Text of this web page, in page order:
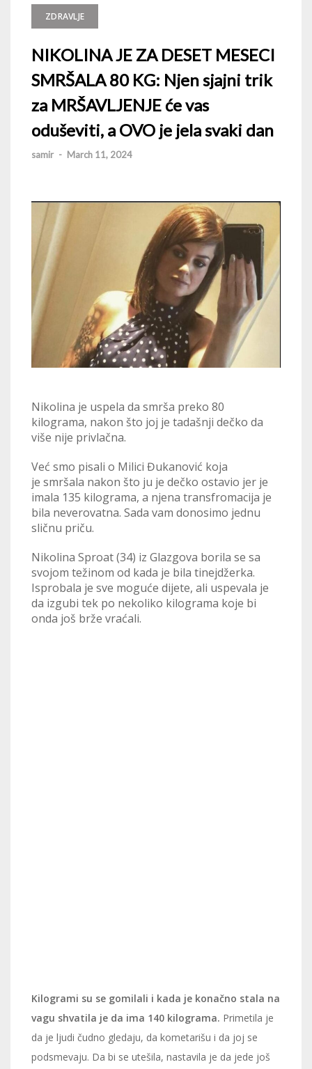
ZDRAVLJE
NIKOLINA JE ZA DESET MESECI
SMRŠALA 80 KG: Njen sjajni trik
za MRŠAVLJENJE će vas
oduševiti, a OVO je jela svaki dan
samir - March 11, 2024
Nikolina je uspela da smrša preko 80
kilograma, nakon što joj je tadašnji dečko da
više nije privlačna.
Već smo pisali o Milici Đukanović koja
je smršala nakon što ju je dečko ostavio jer je
imala 135 kilograma, a njena transfromacija je
bila neverovatna. Sada vam donosimo jednu
sličnu priču.
Nikolina Sproat (34) iz Glazgova borila se sa
svojom težinom od kada je bila tinejdžerka.
Isprobala je sve moguće dijete, ali uspevala je
da izgubi tek po nekoliko kilograma koje bi
onda još brže vraćali.
Kilogrami su se gomilali i kada je konačno stala na
vagu shvatila je da ima 140 kilograma. Primetila je
da je ljudi čudno gledaju, da kometarišu i da joj se
podsmevaju. Da bi se utešila, nastavila je da jede još